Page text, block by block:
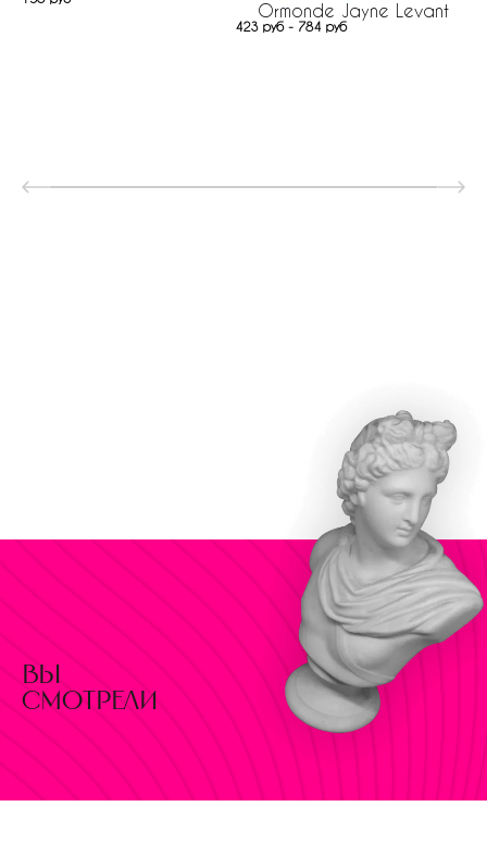
Ormonde Jayne Levant
423 руб - 784 руб
вы
смотрели